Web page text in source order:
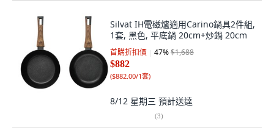
Silvat IH電磁爐適用Carino鍋具2件組,
1套, 黑色, 平底鍋 20cm+炒鍋 20cm
首購折扣價 47%$1,688
$882
($882.00/1套)
8/12 星期三 預計送達
(3)